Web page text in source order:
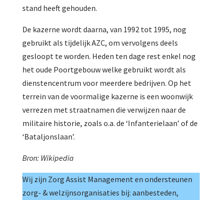
stand heeft gehouden.
De kazerne wordt daarna, van 1992 tot 1995, nog
gebruikt als tijdelijk AZC, om vervolgens deels
gesloopt te worden. Heden ten dage rest enkel nog
het oude Poortgebouw welke gebruikt wordt als
dienstencentrum voor meerdere bedrijven. Op het
terrein van de voormalige kazerne is een woonwijk
verrezen met straatnamen die verwijzen naar de
militaire historie, zoals o.a. de ‘Infanterielaan’ of de
‘Bataljonslaan’.
Bron: Wikipedia
Wij zijn Zorg Assist Management en ondersteunen
zorg- & welzijnsorganisaties bij: aanbesteden,